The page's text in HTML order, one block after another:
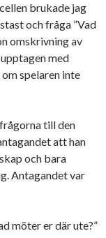
brukade jag
och fråga ”Vad
omskrivning av
med
spelaren inte
till den
att han
och bara
Antagandet var
möter er där ute?”